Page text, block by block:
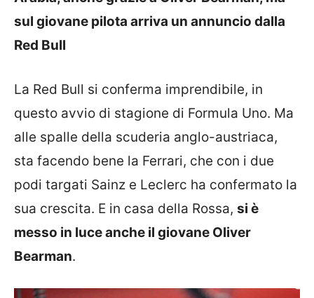
sul giovane pilota arriva un annuncio dalla
Red Bull
La Red Bull si conferma imprendibile, in
questo avvio di stagione di Formula Uno. Ma
alle spalle della scuderia anglo-austriaca,
sta facendo bene la Ferrari, che con i due
podi targati Sainz e Leclerc ha confermato la
sua crescita. E in casa della Rossa, si è
messo in luce anche il giovane Oliver
Bearman.